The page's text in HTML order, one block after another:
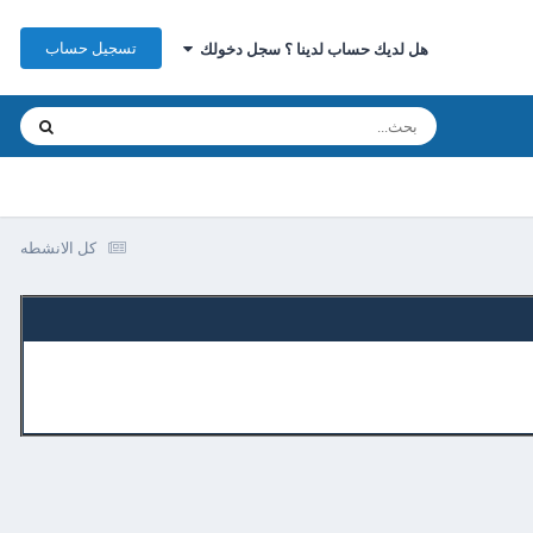
هل لديك حساب لدينا ؟ سجل دخولك تسجيل حساب
كل الانشطه